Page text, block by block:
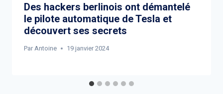
Des hackers berlinois ont démantelé
le pilote automatique de Tesla et
découvert ses secrets
Par Antoine 19 janvier 2024